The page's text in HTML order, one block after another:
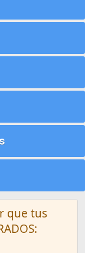
que tus